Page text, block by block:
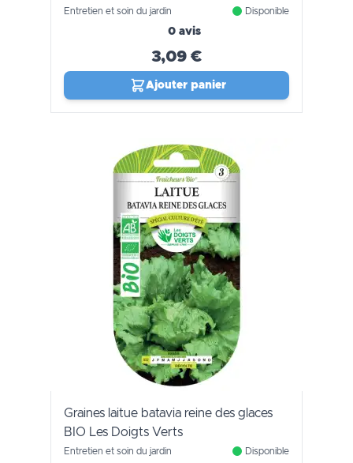
Entretien et soin du jardin Disponible
0 avis
3,09 €
Ajouter panier
Graines laitue batavia reine des glaces
BIO Les Doigts Verts
Entretien et soin du jardin Disponible